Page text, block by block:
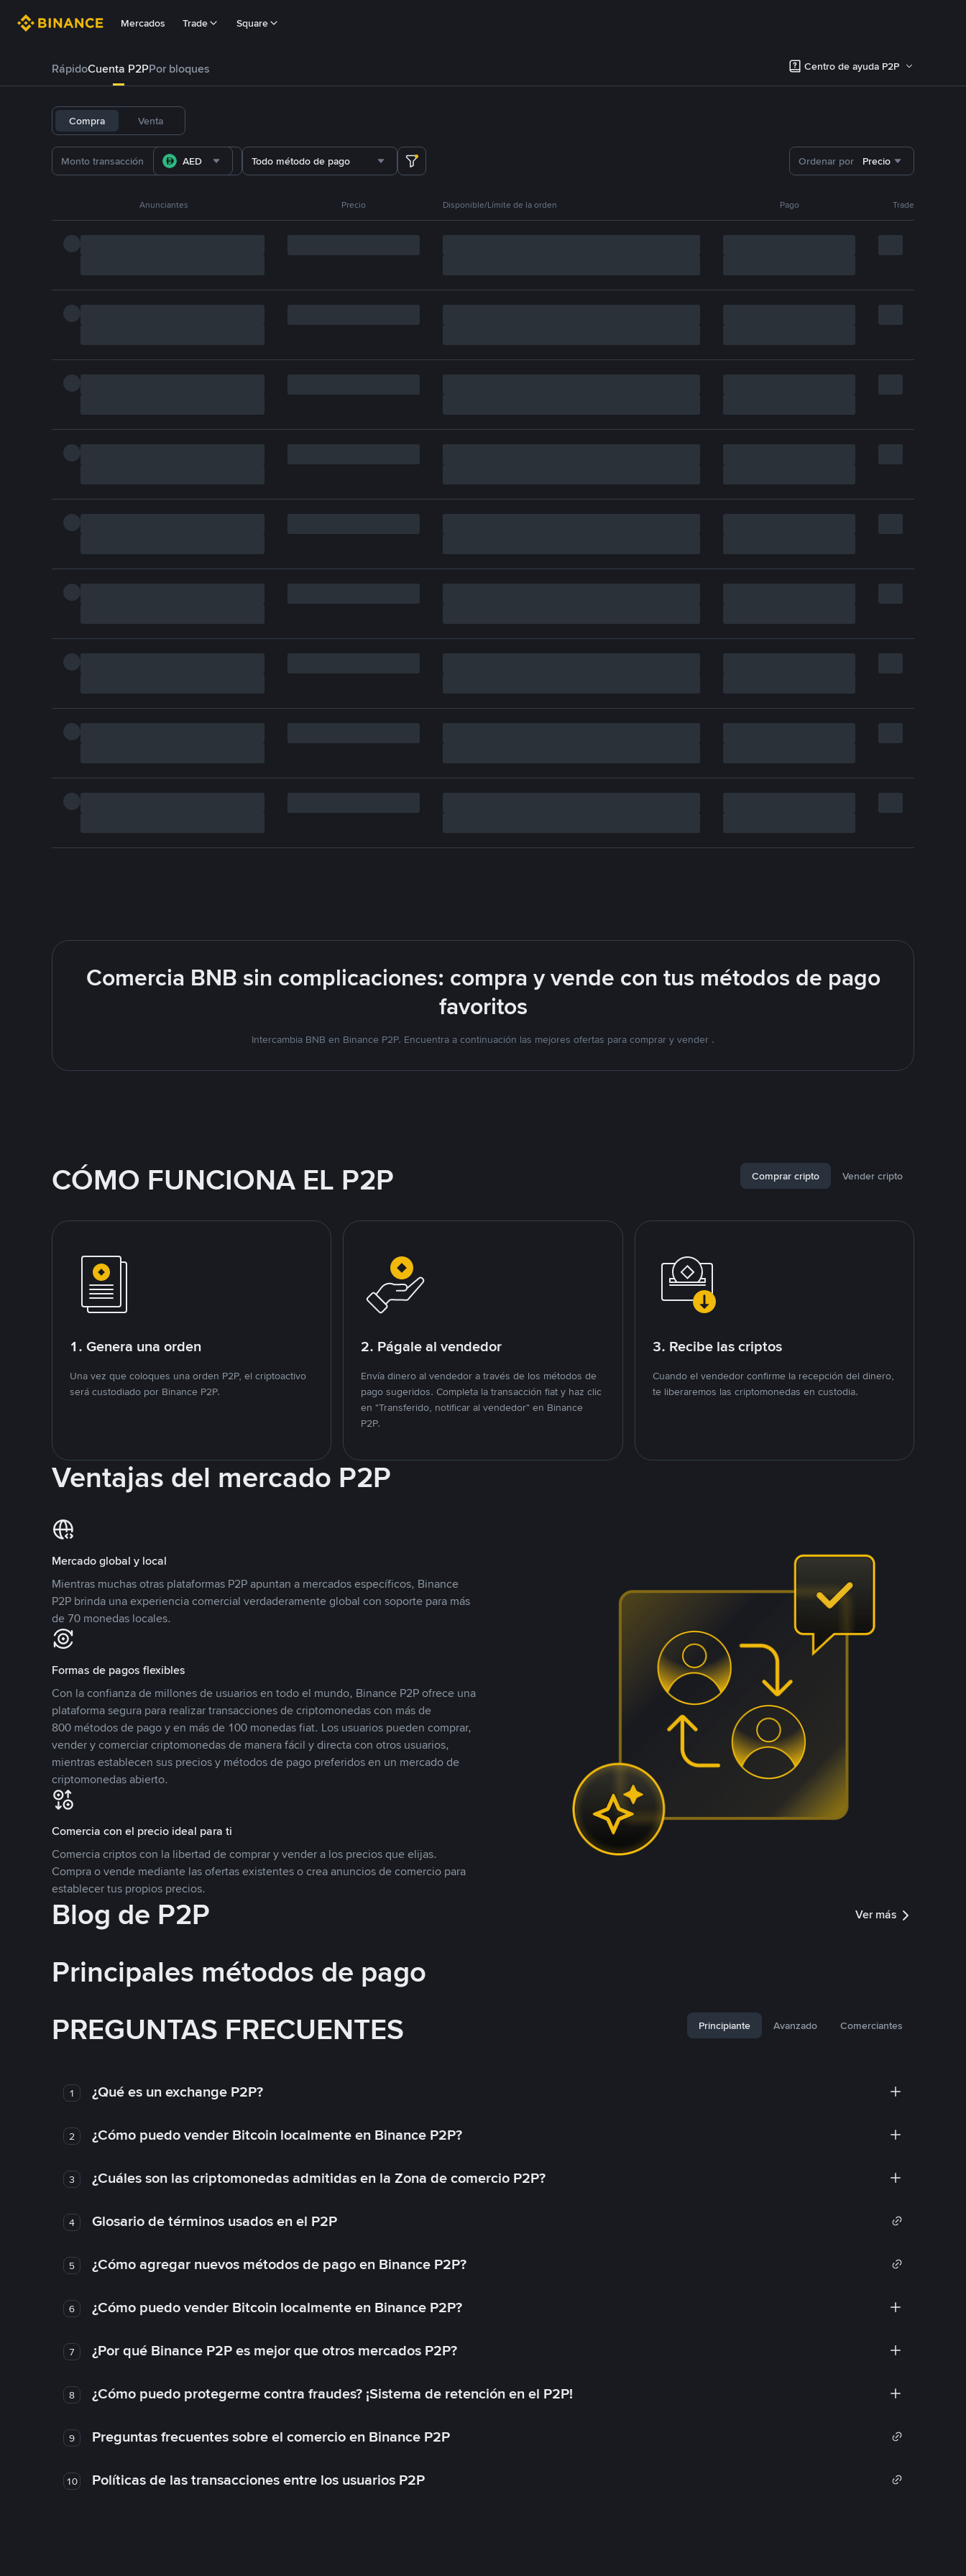
Mercados Trade Square
RápidoCuenta P2PPor bloques Centro de ayuda P2P
Compra Venta
AED Todo método de pago Ordenar por Precio
Anunciantes Precio Disponible/Límite de la orden Pago Trade
Comercia BNB sin complicaciones: compra y vende con tus métodos de pago
favoritos
Intercambia BNB en Binance P2P. Encuentra a continuación las mejores ofertas para comprar y vender .
CÓMO FUNCIONA EL P2P Comprar cripto Vender cripto
1. Genera una orden
Una vez que coloques una orden P2P, el criptoactivo
será custodiado por Binance P2P.
2. Págale al vendedor
Envía dinero al vendedor a través de los métodos de
pago sugeridos. Completa la transacción fiat y haz clic
en "Transferido, notificar al vendedor" en Binance
P2P.
3. Recibe las criptos
Cuando el vendedor confirme la recepción del dinero,
te liberaremos las criptomonedas en custodia.
Ventajas del mercado P2P
Mercado global y local
Mientras muchas otras plataformas P2P apuntan a mercados específicos, Binance
P2P brinda una experiencia comercial verdaderamente global con soporte para más
de 70 monedas locales.
Formas de pagos flexibles
Con la confianza de millones de usuarios en todo el mundo, Binance P2P ofrece una
plataforma segura para realizar transacciones de criptomonedas con más de
800 métodos de pago y en más de 100 monedas fiat. Los usuarios pueden comprar,
vender y comerciar criptomonedas de manera fácil y directa con otros usuarios,
mientras establecen sus precios y métodos de pago preferidos en un mercado de
criptomonedas abierto.
Comercia con el precio ideal para ti
Comercia criptos con la libertad de comprar y vender a los precios que elijas.
Compra o vende mediante las ofertas existentes o crea anuncios de comercio para
establecer tus propios precios.
Blog de P2P Ver más
Principales métodos de pago
PREGUNTAS FRECUENTES
Principiante Avanzado Comerciantes
1 ¿Qué es un exchange P2P?
2 ¿Cómo puedo vender Bitcoin localmente en Binance P2P?
3 ¿Cuáles son las criptomonedas admitidas en la Zona de comercio P2P?
4 Glosario de términos usados en el P2P
5 ¿Cómo agregar nuevos métodos de pago en Binance P2P?
6 ¿Cómo puedo vender Bitcoin localmente en Binance P2P?
7 ¿Por qué Binance P2P es mejor que otros mercados P2P?
8 ¿Cómo puedo protegerme contra fraudes? ¡Sistema de retención en el P2P!
9 Preguntas frecuentes sobre el comercio en Binance P2P
10 Políticas de las transacciones entre los usuarios P2P